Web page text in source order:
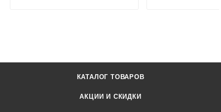
КАТАЛОГ ТОВАРОВ
АКЦИИ И СКИДКИ